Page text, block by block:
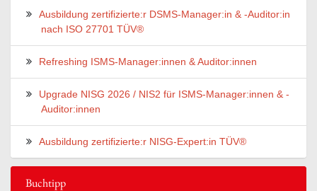
Ausbildung zertifizierte:r DSMS-Manager:in & -Auditor:in
nach ISO 27701 TÜV®
Refreshing ISMS-Manager:innen & Auditor:innen
Upgrade NISG 2026 / NIS2 für ISMS-Manager:innen & -
Auditor:innen
Ausbildung zertifizierte:r NISG-Expert:in TÜV®
Buchtipp